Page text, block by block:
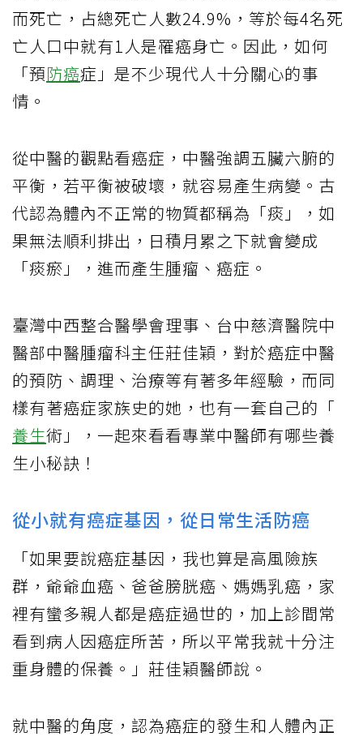
而死亡，占總死亡人數24.9%，等於每4名死
亡人口中就有1人是罹癌身亡。因此，如何
「預防癌症」是不少現代人十分關心的事
情。
從中醫的觀點看癌症，中醫強調五臟六腑的
平衡，若平衡被破壞，就容易產生病變。古
代認為體內不正常的物質都稱為「痰」，如
果無法順利排出，日積月累之下就會變成
「痰瘀」，進而產生腫瘤、癌症。
臺灣中西整合醫學會理事、台中慈濟醫院中
醫部中醫腫瘤科主任莊佳穎，對於癌症中醫
的預防、調理、治療等有著多年經驗，而同
樣有著癌症家族史的她，也有一套自己的「
養生術」，一起來看看專業中醫師有哪些養
生小秘訣！
從小就有癌症基因，從日常生活防癌
「如果要說癌症基因，我也算是高風險族
群，爺爺血癌、爸爸膀胱癌、媽媽乳癌，家
裡有蠻多親人都是癌症過世的，加上診間常
看到病人因癌症所苦，所以平常我就十分注
重身體的保養。」莊佳穎醫師說。
就中醫的角度，認為癌症的發生和人體內正